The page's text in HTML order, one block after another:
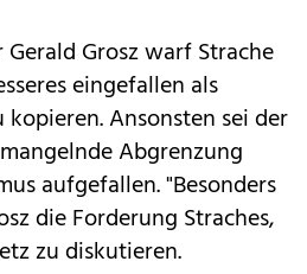
Grosz warf Strache
eingefallen als
Ansonsten sei der
Abgrenzung
aufgefallen. "Besonders
die Forderung Straches,
zu diskutieren.